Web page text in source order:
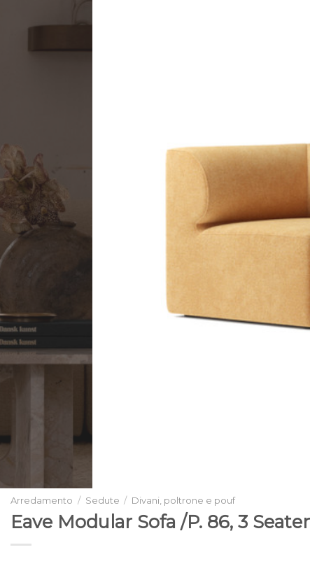
Arredamento / Sedute / Divani, poltrone e pouf
Eave Modular Sofa /P. 86, 3